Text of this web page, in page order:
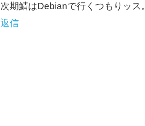
次期鯖はDebianで行くつもりッス
返信